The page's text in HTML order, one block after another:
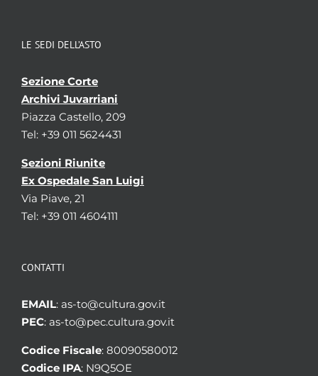
LE SEDI DELL’ASTO
Sezione Corte
Archivi Juvarriani
Piazza Castello, 209
Tel: +39 011 5624431
Sezioni Riunite
Ex Ospedale San Luigi
Via Piave, 21
Tel: +39 011 4604111
CONTATTI
EMAIL: as-to@cultura.gov.it
PEC: as-to@pec.cultura.gov.it
Codice Fiscale: 80090580012
Codice IPA: N9Q5OE